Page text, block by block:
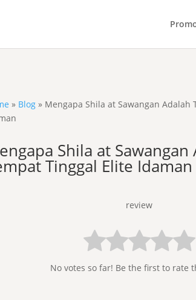
» Blog » Mengapa Shila at Sawangan Adalah
Shila at Sawangan
Tinggal Elite Idaman
review
No votes so far! Be the first to rate